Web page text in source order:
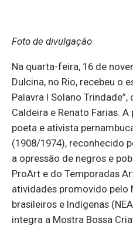
Foto de divulgação
Na quarta-feira, 16 de
Dulcina, no Rio, recebeu o
Palavra I Solano
Caldeira e Renato Farias.
poeta e ativista
(1908/1974), reconhecido
a opressão de negros e
ProArt e do Temporadas
atividades promovido pelo
brasileiros e Indígenas
integra a Mostra Bossa